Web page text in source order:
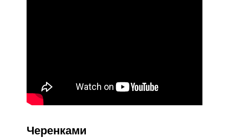
Черенками